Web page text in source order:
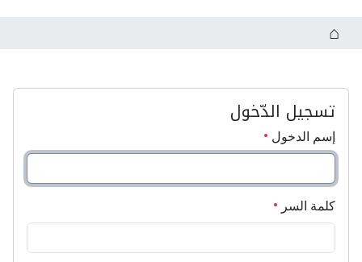
تسجيل الدّخول
إسم الدخول
كلمة السر